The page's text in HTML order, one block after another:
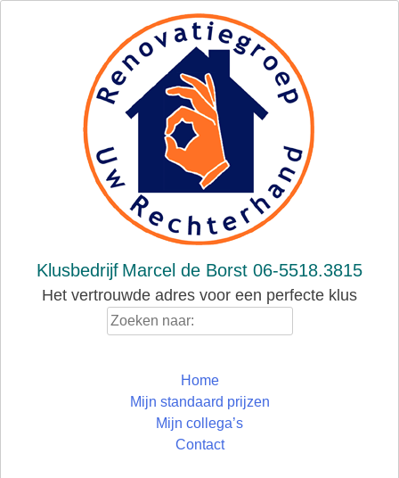
Klusbedrijf Marcel de Borst 06-5518.3815
Het vertrouwde adres voor een perfecte klus
Home
Mijn standaard prijzen
Mijn collega’s
Contact